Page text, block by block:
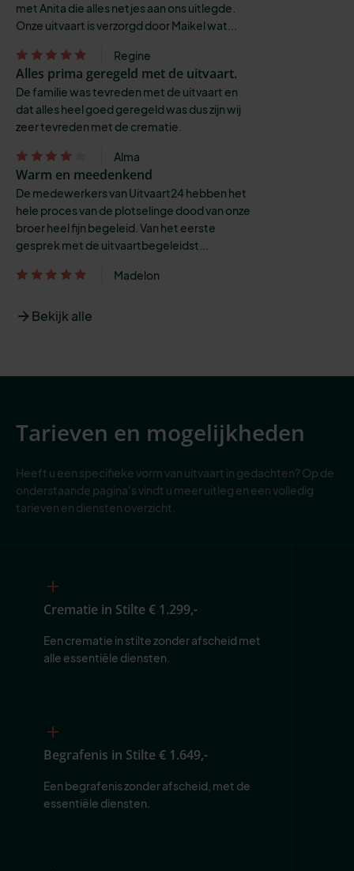
met Anita die alles netjes aan ons uitlegde.
Onze uitvaart is verzorgd door Maikel wat...
Regine
Alles prima geregeld met de uitvaart.
De familie was tevreden met de uitvaart en
dat alles heel goed geregeld was dus zijn wij
zeer tevreden met de crematie.
Alma
Warm en meedenkend
De medewerkers van Uitvaart24 hebben het
hele proces van de plotselinge dood van onze
broer heel fijn begeleid. Van het eerste
gesprek met de uitvaartbegeleidst...
Madelon
Bekijk alle
Tarieven en mogelijkheden
Heeft u een specifieke vorm van uitvaart in gedachten? Op de
onderstaande pagina's vindt u meer uitleg en een volledig
tarieven en diensten overzicht.
Crematie in Stilte€ 1.299,-
Een crematie in stilte zonder afscheid met
alle essentiële diensten.
Begrafenis in Stilte€ 1.649,-
Een begrafenis zonder afscheid, met de
essentiële diensten.